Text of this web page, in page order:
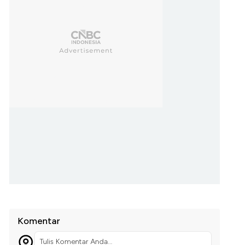
Komentar
Tulis Komentar Anda...